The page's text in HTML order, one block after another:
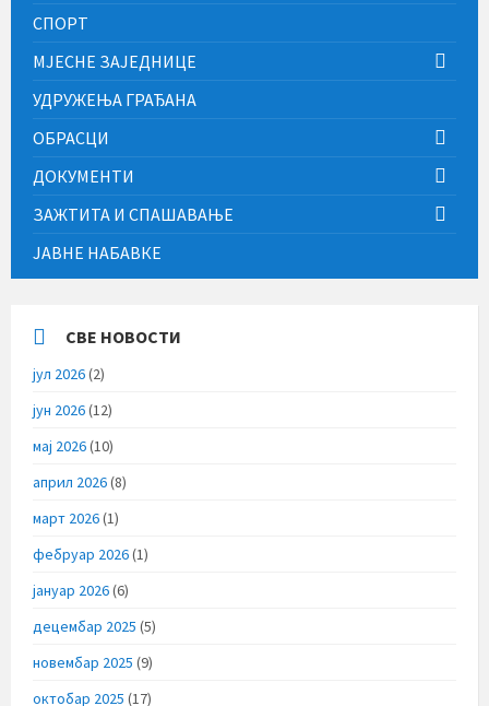
СПОРТ
МЈЕСНЕ ЗАЈЕДНИЦЕ
УДРУЖЕЊА ГРАЂАНА
ОБРАСЦИ
ДОКУМЕНТИ
ЗАЖТИТА И СПАШАВАЊЕ
ЈАВНЕ НАБАВКЕ
СВЕ НОВОСТИ
јул 2026(2)
јун 2026(12)
мај 2026(10)
април 2026(8)
март 2026(1)
фебруар 2026(1)
јануар 2026(6)
децембар 2025 (5)
новембар 2025 (9)
октобар 2025 (17)